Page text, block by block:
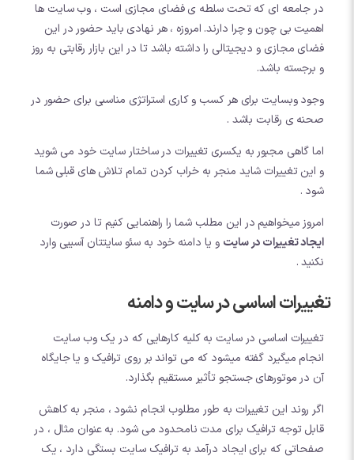
در جامعه ای که تحت سلطه ی فضای مجازی است ، وب سایت ها
اهمیت بی چون و چرا دارند. امروزه ، هر نهادی باید حضور در این
فضای مجازی و دیجیتالی را داشته باشد تا در این بازار رقابتی به روز
و برجسته باشد.
وجود وبسایت برای هر کسب و کاری استراتژی مناسبی برای حضور در
صحنه ی رقابت باشد .
اما گاهی مجبور به یکسری تغییرات در ساختار سایت خود می شوید
و این تغییرات شاید منجر به خراب کردن تمام تلاش های قبلی شما
شود .
امروز میخواهیم در این مطلب شما را راهنمایی کنیم تا در صورت
ایجاد تغییرات در سایت و یا دامنه خود به سئو سایتتان آسیبی وارد
نکنید .
تغییرات اساسی در سایت و دامنه
تغییرات اساسی در سایت به کلیه کارهایی که در یک وب سایت
انجام میگیرد گفته میشود که می تواند بر روی ترافیک و یا جایگاه
آن در موتورهای جستجو تأثیر مستقیم بگذارد.
اگر روند این تغییرات به طور مطلوب انجام نشود ، منجر به کاهش
قابل توجه ترافیک برای مدت نامحدود می شود. به عنوان مثال ، در
صفحاتی که برای ایجاد درآمد به ترافیک سایت بستگی دارد ، یک